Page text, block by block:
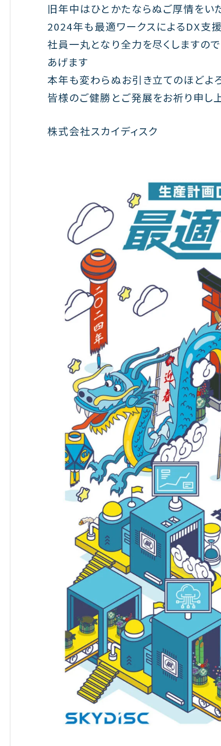
旧年中はひとかたならぬご厚情をい
2024年も最適ワークスによるDX支
社員一丸となり全力を尽くしますの
あげます
本年も変わらぬお引き立てのほどよ
皆様のご健勝とご発展をお祈り申し
株式会社スカイディスク